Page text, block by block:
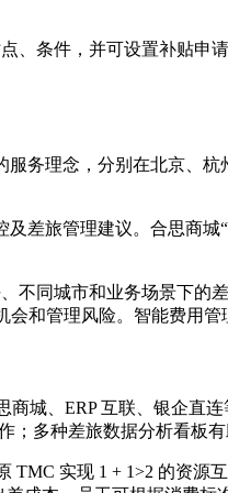
条件，并可设置补贴申
务理念，分别在北京、
差旅管理建议。合思商
同城市和业务场景下的
和管理风险。智能费用管
城、ERP 互联、银企直
多种差旅数据分析看板
实现 1 + 1>2 的资源